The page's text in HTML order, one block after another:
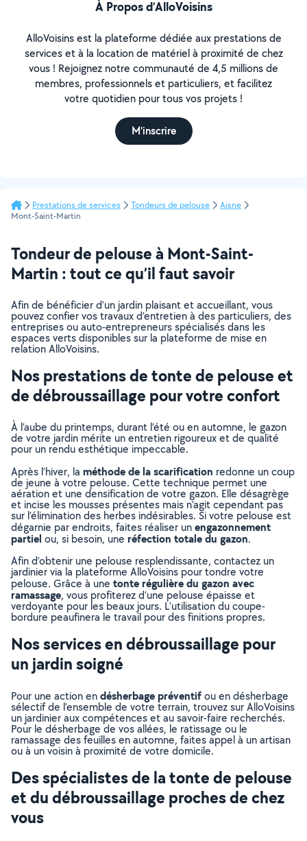
À Propos d’AlloVoisins
AlloVoisins est la plateforme dédiée aux prestations de
services et à la location de matériel à proximité de chez
vous ! Rejoignez notre communauté de 4,5 millions de
membres, professionnels et particuliers, et facilitez
votre quotidien pour tous vos projets !
M'inscrire
Prestations de services Tondeurs de pelouse
Aisne
Mont-Saint-Martin
Tondeur de pelouse à Mont-Saint-
Martin : tout ce qu’il faut savoir
Afin de bénéficier d’un jardin plaisant et accueillant, vous
pouvez confier vos travaux d’entretien à des particuliers, des
entreprises ou auto-entrepreneurs spécialisés dans les
espaces verts disponibles sur la plateforme de mise en
relation AlloVoisins.
Nos prestations de tonte de pelouse et
de débroussaillage pour votre confort
À l’aube du printemps, durant l’été ou en automne, le gazon
de votre jardin mérite un entretien rigoureux et de qualité
pour un rendu esthétique impeccable.
Après l’hiver, la méthode de la scarification redonne un coup
de jeune à votre pelouse. Cette technique permet une
aération et une densification de votre gazon. Elle désagrège
et incise les mousses présentes mais n’agit cependant pas
sur l’élimination des herbes indésirables. Si votre pelouse est
dégarnie par endroits, faites réaliser unengazonnement
partiel ou, si besoin, une réfection totale du gazon.
Afin d’obtenir une pelouse resplendissante, contactez un
jardinier via la plateforme AlloVoisins pour tondre votre
pelouse. Grâce à une tonte régulière du gazon avec
ramassage, vous profiterez d’une pelouse épaisse et
verdoyante pour les beaux jours. L’utilisation du coupe-
bordure peaufinera le travail pour des finitions propres.
Nos services en débroussaillage pour
un jardin soigné
Pour une action endésherbage préventifou en désherbage
sélectif de l’ensemble de votre terrain, trouvez sur AlloVoisins
un jardinier aux compétences et au savoir-faire recherchés.
Pour le désherbage de vos allées, le ratissage ou le
ramassage des feuilles en automne, faites appel à un artisan
ou à un voisin à proximité de votre domicile.
Des spécialistes de la tonte de pelouse
et du débroussaillage proches de chez
vous